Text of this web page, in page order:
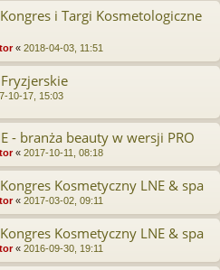
i Targi Kosmetologiczne
« 2018-04-03, 11:51
10-17, 15:03
- branża beauty w wersji PRO
« 2017-10-11, 08:18
Kosmetyczny LNE & spa
« 2017-03-02, 09:11
Kosmetyczny LNE & spa
« 2016-09-30, 19:11